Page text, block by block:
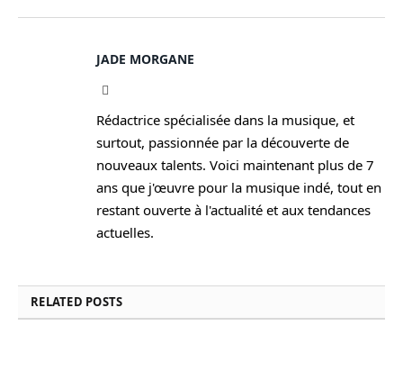
JADE MORGANE
Rédactrice spécialisée dans la musique, et
surtout, passionnée par la découverte de
nouveaux talents. Voici maintenant plus de 7
ans que j'œuvre pour la musique indé, tout en
restant ouverte à l'actualité et aux tendances
actuelles.
RELATED POSTS